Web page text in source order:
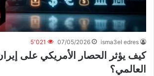
isma3el edres
07/05/2026 5٬021
كيف يؤثر الحصار الأمريكي على
العالمي؟